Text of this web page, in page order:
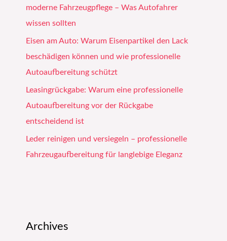
moderne Fahrzeugpflege – Was Autofahrer
wissen sollten
Eisen am Auto: Warum Eisenpartikel den Lack
beschädigen können und wie professionelle
Autoaufbereitung schützt
Leasingrückgabe: Warum eine professionelle
Autoaufbereitung vor der Rückgabe
entscheidend ist
Leder reinigen und versiegeln – professionelle
Fahrzeugaufbereitung für langlebige Eleganz
Archives